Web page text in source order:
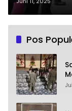
Pos